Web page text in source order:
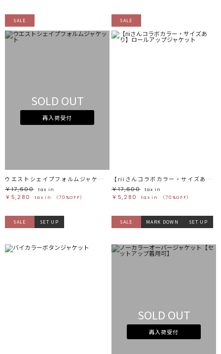
SALE
SOLD OUT
再入荷受付
ウエストシェイプフォルムジャケット
￥17,600
tax in
￥5,280 tax in （70%OFF）
SALE
【riiさんコラボカラー・サイズあり】ロールアップジャケット
￥17,600
tax in
￥5,280 tax in （70%OFF）
SALE SET UP SALE MARK DOWN SET UP
SOLD OUT
再入荷受付